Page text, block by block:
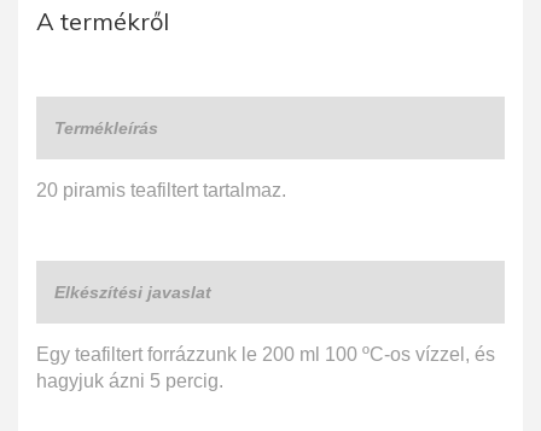
A termékről
Termékleírás
20 piramis teafiltert tartalmaz.
Elkészítési javaslat
Egy teafiltert forrázzunk le 200 ml 100 ºC-os vízzel, és
hagyjuk ázni 5 percig.